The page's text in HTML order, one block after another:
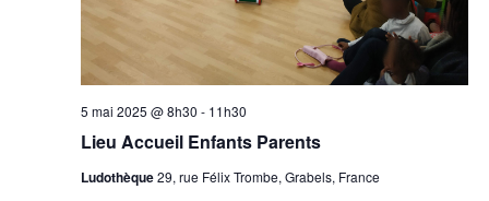
Lieu Accueil Enfants Parents
5 mai 2025 @ 8h30 - 11h30
Ludothèque29, rue Félix Trombe, Grabels, France